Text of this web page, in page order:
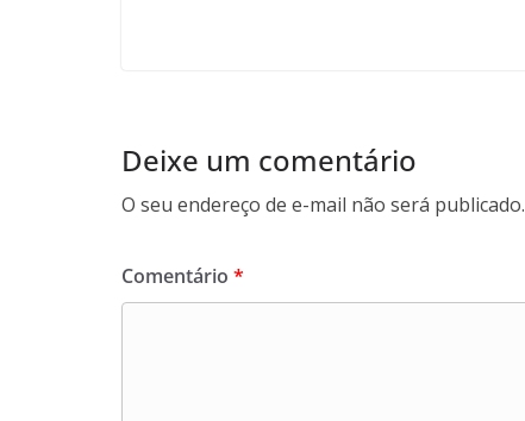
Deixe um comentário
O seu endereço de e-mail não será publicado.
Comentário *